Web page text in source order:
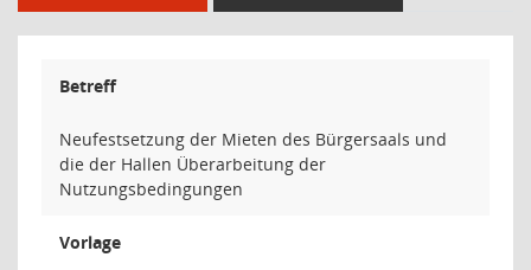
Betreff
Neufestsetzung der Mieten des Bürgersaals und
die der Hallen Überarbeitung der
Nutzungsbedingungen
Vorlage